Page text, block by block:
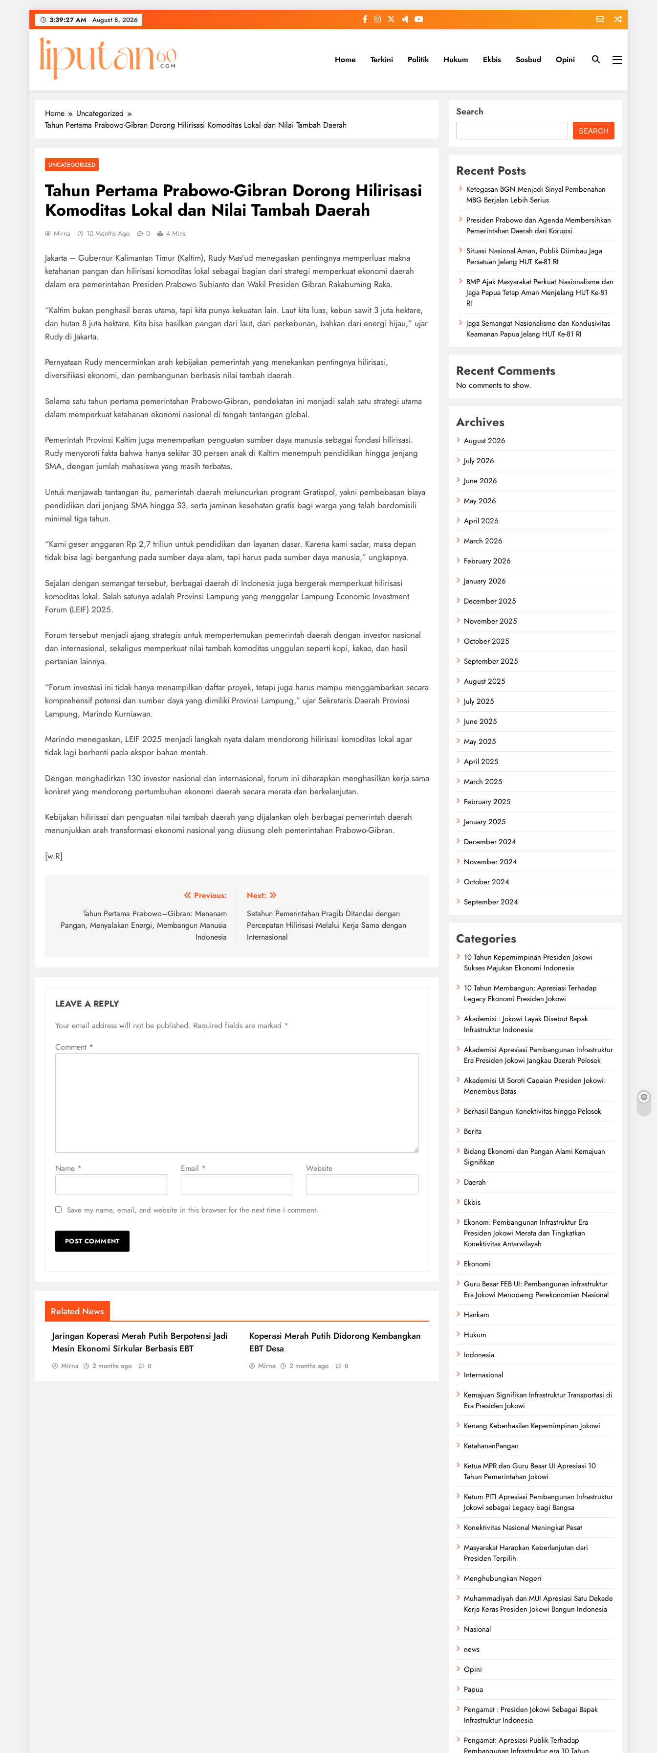
Skip
to
content
3:39:27 AM August 8, 2026
Home Terkini Politik Hukum Ekbis Sosbud Opini
Home
Uncategorized
Tahun Pertama Prabowo-Gibran Dorong Hilirisasi Komoditas Lokal dan Nilai Tambah Daerah
UNCATEGORIZED
Tahun Pertama Prabowo-Gibran Dorong Hilirisasi
Komoditas Lokal dan Nilai Tambah Daerah
Mirna 10 Months Ago 0 4 Mins
Jakarta – Gubernur Kalimantan Timur (Kaltim), Rudy Mas’ud menegaskan pentingnya memperluas makna
ketahanan pangan dan hilirisasi komoditas lokal sebagai bagian dari strategi memperkuat ekonomi daerah
dalam era pemerintahan Presiden Prabowo Subianto dan Wakil Presiden Gibran Rakabuming Raka.
“Kaltim bukan penghasil beras utama, tapi kita punya kekuatan lain. Laut kita luas, kebun sawit 3 juta hektare,
dan hutan 8 juta hektare. Kita bisa hasilkan pangan dari laut, dari perkebunan, bahkan dari energi hijau,” ujar
Rudy di Jakarta.
Pernyataan Rudy mencerminkan arah kebijakan pemerintah yang menekankan pentingnya hilirisasi,
diversifikasi ekonomi, dan pembangunan berbasis nilai tambah daerah.
Selama satu tahun pertama pemerintahan Prabowo-Gibran, pendekatan ini menjadi salah satu strategi utama
dalam memperkuat ketahanan ekonomi nasional di tengah tantangan global.
Pemerintah Provinsi Kaltim juga menempatkan penguatan sumber daya manusia sebagai fondasi hilirisasi.
Rudy menyoroti fakta bahwa hanya sekitar 30 persen anak di Kaltim menempuh pendidikan hingga jenjang
SMA, dengan jumlah mahasiswa yang masih terbatas.
Untuk menjawab tantangan itu, pemerintah daerah meluncurkan program Gratispol, yakni pembebasan biaya
pendidikan dari jenjang SMA hingga S3, serta jaminan kesehatan gratis bagi warga yang telah berdomisili
minimal tiga tahun.
“Kami geser anggaran Rp 2,7 triliun untuk pendidikan dan layanan dasar. Karena kami sadar, masa depan
tidak bisa lagi bergantung pada sumber daya alam, tapi harus pada sumber daya manusia,” ungkapnya.
Sejalan dengan semangat tersebut, berbagai daerah di Indonesia juga bergerak memperkuat hilirisasi
komoditas lokal. Salah satunya adalah Provinsi Lampung yang menggelar Lampung Economic Investment
Forum (LEIF) 2025.
Forum tersebut menjadi ajang strategis untuk mempertemukan pemerintah daerah dengan investor nasional
dan internasional, sekaligus memperkuat nilai tambah komoditas unggulan seperti kopi, kakao, dan hasil
pertanian lainnya.
“Forum investasi ini tidak hanya menampilkan daftar proyek, tetapi juga harus mampu menggambarkan secara
komprehensif potensi dan sumber daya yang dimiliki Provinsi Lampung,” ujar Sekretaris Daerah Provinsi
Lampung, Marindo Kurniawan.
Marindo menegaskan, LEIF 2025 menjadi langkah nyata dalam mendorong hilirisasi komoditas lokal agar
tidak lagi berhenti pada ekspor bahan mentah.
Dengan menghadirkan 130 investor nasional dan internasional, forum ini diharapkan menghasilkan kerja sama
konkret yang mendorong pertumbuhan ekonomi daerah secara merata dan berkelanjutan.
Kebijakan hilirisasi dan penguatan nilai tambah daerah yang dijalankan oleh berbagai pemerintah daerah
menunjukkan arah transformasi ekonomi nasional yang diusung oleh pemerintahan Prabowo-Gibran.
[w.R]
navigation
Previous:
Tahun Pertama Prabowo–Gibran: Menanam
Pangan, Menyalakan Energi, Membangun Manusia
Indonesia
Next:
Setahun Pemerintahan Pragib Ditandai dengan
Percepatan Hilirisasi Melalui Kerja Sama dengan
Internasional
LEAVE A REPLY
Your email address will not be published. Required fields are marked *
Comment *
Name * Email * Website
Save my name, email, and website in this browser for the next time I comment.
Related News
Jaringan Koperasi Merah Putih Berpotensi Jadi
Mesin Ekonomi Sirkular Berbasis EBT
Mirna 2 months ago 0
Koperasi Merah Putih Didorong Kembangkan
EBT Desa
Mirna 2 months ago 0
Search
SEARCH
Recent Posts
Ketegasan BGN Menjadi Sinyal Pembenahan
MBG Berjalan Lebih Serius
Presiden Prabowo dan Agenda Membersihkan
Pemerintahan Daerah dari Korupsi
Situasi Nasional Aman, Publik Diimbau Jaga
Persatuan Jelang HUT Ke-81 RI
BMP Ajak Masyarakat Perkuat Nasionalisme dan
Jaga Papua Tetap Aman Menjelang HUT Ke-81
RI
Jaga Semangat Nasionalisme dan Kondusivitas
Keamanan Papua Jelang HUT Ke-81 RI
Recent Comments
No comments to show.
Archives
August 2026
July 2026
June 2026
May 2026
April 2026
March 2026
February 2026
January 2026
December 2025
November 2025
October 2025
September 2025
August 2025
July 2025
June 2025
May 2025
April 2025
March 2025
February 2025
January 2025
December 2024
November 2024
October 2024
September 2024
Categories
10 Tahun Kepemimpinan Presiden Jokowi
Sukses Majukan Ekonomi Indonesia
10 Tahun Membangun: Apresiasi Terhadap
Legacy Ekonomi Presiden Jokowi
Akademisi : Jokowi Layak Disebut Bapak
Infrastruktur Indonesia
Akademisi Apresiasi Pembangunan Infrastruktur
Era Presiden Jokowi Jangkau Daerah Pelosok
Akademisi UI Soroti Capaian Presiden Jokowi:
Menembus Batas
Berhasil Bangun Konektivitas hingga Pelosok
Berita
Bidang Ekonomi dan Pangan Alami Kemajuan
Signifikan
Daerah
Ekbis
Ekonom: Pembangunan Infrastruktur Era
Presiden Jokowi Merata dan Tingkatkan
Konektivitas Antarwilayah
Ekonomi
Guru Besar FEB UI: Pembangunan infrastruktur
Era Jokowi Menopamg Perekonomian Nasional
Hankam
Hukum
Indonesia
Internasional
Kemajuan Signifikan Infrastruktur Transportasi di
Era Presiden Jokowi
Kenang Keberhasilan Kepemimpinan Jokowi
KetahananPangan
Ketua MPR dan Guru Besar UI Apresiasi 10
Tahun Pemerintahan Jokowi
Ketum PITI Apresiasi Pembangunan Infrastruktur
Jokowi sebagai Legacy bagi Bangsa
Konektivitas Nasional Meningkat Pesat
Masyarakat Harapkan Keberlanjutan dari
Presiden Terpilih
Menghubungkan Negeri
Muhammadiyah dan MUI Apresiasi Satu Dekade
Kerja Keras Presiden Jokowi Bangun Indonesia
Nasional
news
Opini
Papua
Pengamat : Presiden Jokowi Sebagai Bapak
Infrastruktur Indonesia
Pengamat: Apresiasi Publik Terhadap